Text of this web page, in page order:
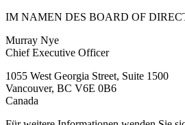
IM NAMEN DES BOARD OF
Murray Nye
Chief Executive Officer
1055 West Georgia Street, Suite 1500
Vancouver, BC V6E 0B6
Canada